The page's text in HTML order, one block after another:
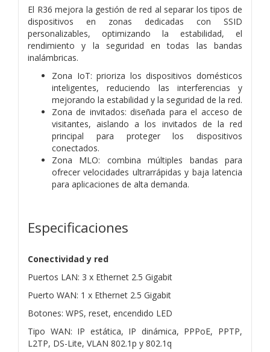
El R36 mejora la gestión de red al separar los tipos de
dispositivos en zonas dedicadas con SSID
personalizables, optimizando la estabilidad, el
rendimiento y la seguridad en todas las bandas
inalámbricas.
Zona IoT: prioriza los dispositivos domésticos
inteligentes, reduciendo las interferencias y
mejorando la estabilidad y la seguridad de la red.
Zona de invitados: diseñada para el acceso de
visitantes, aislando a los invitados de la red
principal para proteger los dispositivos
conectados.
Zona MLO: combina múltiples bandas para
ofrecer velocidades ultrarrápidas y baja latencia
para aplicaciones de alta demanda.
Especificaciones
Conectividad y red
Puertos LAN: 3 x Ethernet 2.5 Gigabit
Puerto WAN: 1 x Ethernet 2.5 Gigabit
Botones: WPS, reset, encendido LED
Tipo WAN: IP estática, IP dinámica, PPPoE, PPTP,
L2TP, DS-Lite, VLAN 802.1p y 802.1q